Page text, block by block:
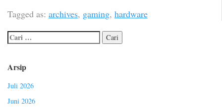
Tagged as: archives, gaming, hardware
Arsip
Juli 2026
Juni 2026